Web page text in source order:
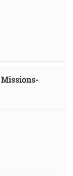
Missions-